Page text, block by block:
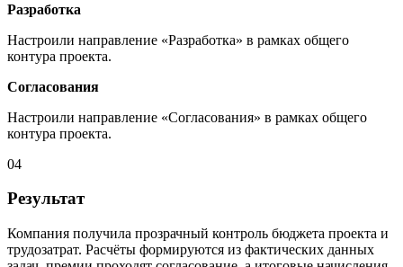
Разработка
Настроили направление «Разработка» в рамках общего
контура проекта.
Согласования
Настроили направление «Согласования» в рамках общего
контура проекта.
04
Результат
Компания получила прозрачный контроль бюджета проекта и
трудозатрат. Расчёты формируются из фактических данных